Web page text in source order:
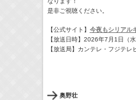
是非ご視聴ください。
【公式サイト】 今夜もシリアル
【放送日時】2026年7月1日（
【放送局】カンテレ・フジテレ
奥野壮